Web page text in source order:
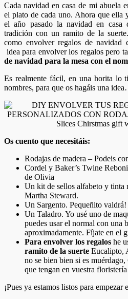
Cada navidad en casa de mi abuela
el plato de cada uno. Ahora que ella
el año pasado la navidad en casa
tradición con un ramito de la
como envolver regalos de navidad
idea para envolver los regalos pero
de navidad para la mesa con el
Es realmente fácil, en una horita lo
nombres, para que os hagáis una
Os cuento que necesitáis:
Rodajas de madera – Podeis
Cordel y Baker’s Twine
de Olivia
Un kit de sellos alfabeto y tinta
Martha Steward.
Un Sargento. Pequeñito valdrá!
Un Taladro. Yo usé uno de
puedes usar el normal con una
aproximadamente. Fíjate en el
Para envolver los regalos he
ramito de la suerte Eucalipto,
no se bien bien si es
que tengan en vuestra
¡Pues ya estamos listos para empezar